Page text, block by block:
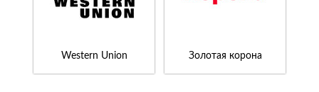
Western Union Золотая корона